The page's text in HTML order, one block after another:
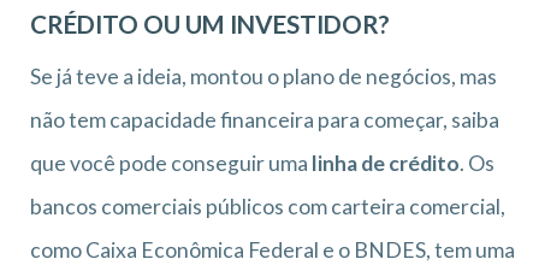
CRÉDITO OU UM INVESTIDOR?
Se já teve a ideia, montou o plano de negócios, mas
não tem capacidade financeira para começar, saiba
que você pode conseguir uma linha de crédito. Os
bancos comerciais públicos com carteira comercial,
como Caixa Econômica Federal e o BNDES, tem uma